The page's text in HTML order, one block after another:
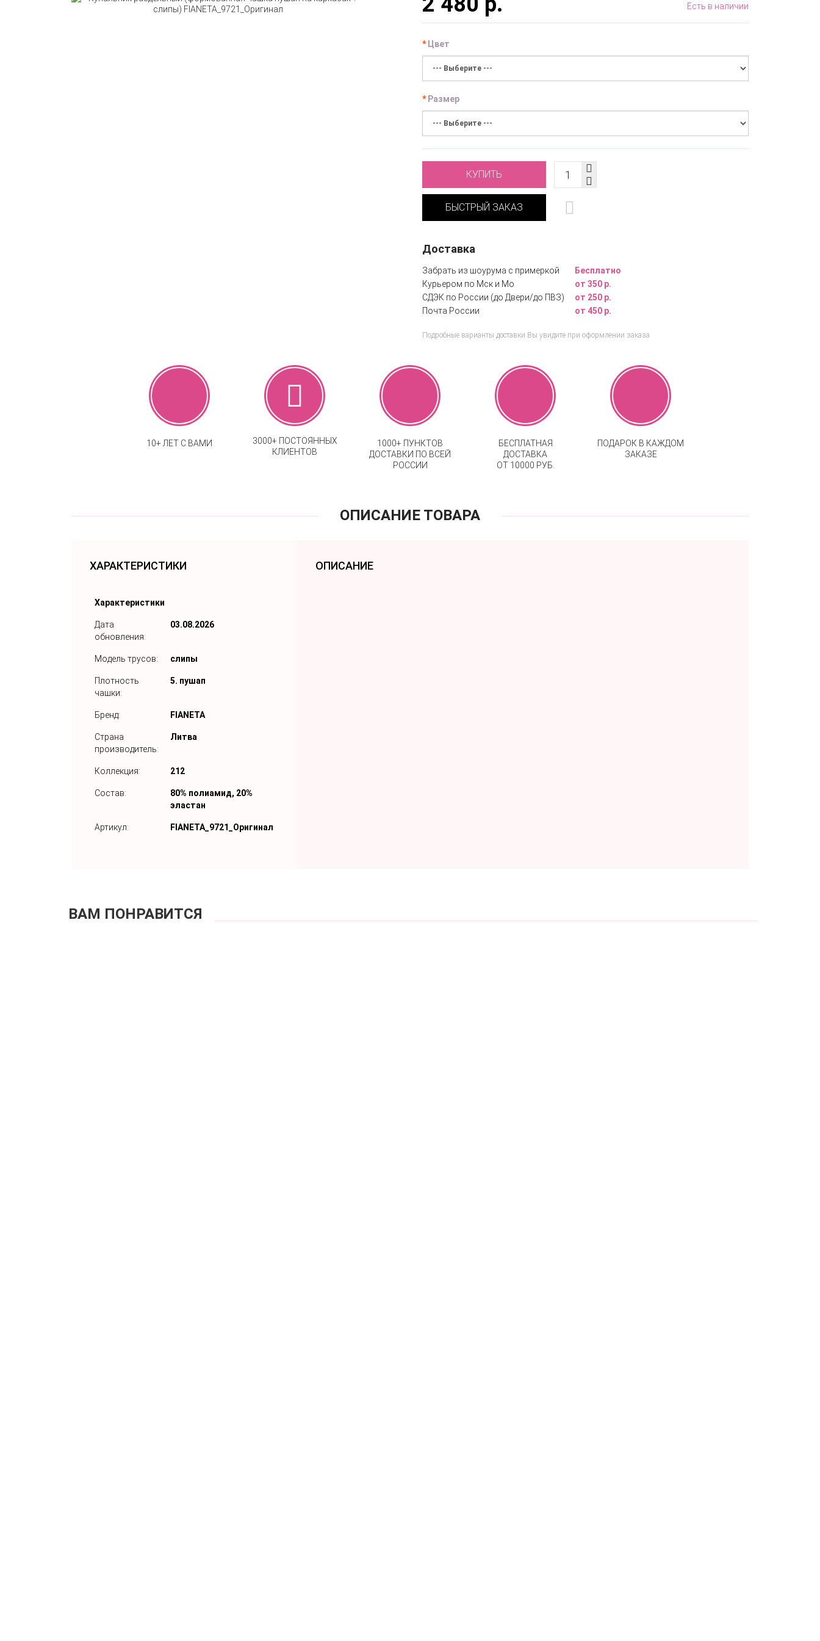
Есть в наличии
Цвет
Размер
КУПИТЬ
БЫСТРЫЙ ЗАКАЗ
Доставка
Забрать из шоурума с примеркой
Бесплатно
Курьером по Мск и Мо
от 350 р.
СДЭК по России (до Двери/до ПВЗ)
от 250 р.
Почта России
от 450 р.
Подробные варианты доставки Вы увидите при оформлении заказа
10+ ЛЕТ С ВАМИ
3000+ ПОСТОЯННЫХ
КЛИЕНТОВ
1000+ ПУНКТОВ
ДОСТАВКИ ПО ВСЕЙ
РОССИИ
БЕСПЛАТНАЯ
ДОСТАВКА
ОТ 10000 РУБ.
ПОДАРОК В КАЖДОМ
ЗАКАЗЕ
ОПИСАНИЕ ТОВАРА
ХАРАКТЕРИСТИКИ
Характеристики
Дата
обновления:
03.08.2026
Модель трусов: слипы
Плотность
чашки:
5. пушап
Бренд: FIANETA
Страна
производитель:
Литва
Коллекция: 212
Состав:
80% полиамид, 20%
эластан
Артикул: FIANETA_9721_Оригинал
ОПИСАНИЕ
ВАМ ПОНРАВИТСЯ